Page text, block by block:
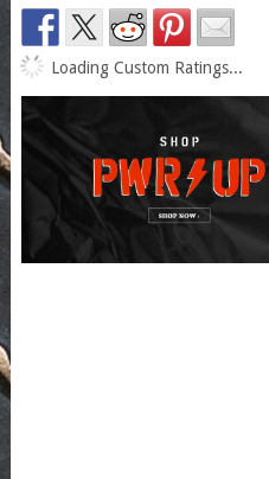
Loading Custom Ratings...